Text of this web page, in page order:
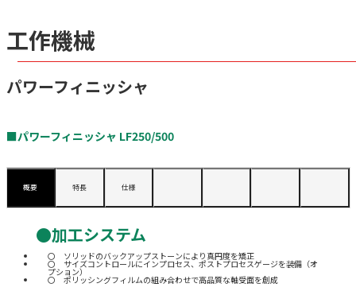
工作機械
パワーフィニッシャ
■パワーフィニッシャ LF250/500
概要 特長 仕様
●加工システム
ソリッドのバックアップストーンにより真円度を矯正
サイズコントロールにインプロセス、ポストプロセスゲージを装備（オ
プション）
ポリッシングフィルムの組み合わせで高品質な軸受面を創成